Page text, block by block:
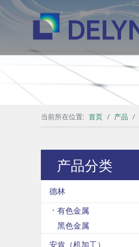
当前所在位置: 首页 / 产品 /
产品分类
德林
有色金属
黑色金属
安肯（机加工）